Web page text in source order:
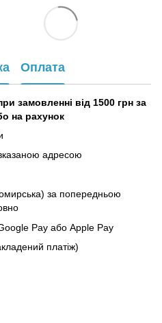
Оплата
замовленні від 1500 грн за
на рахунок
адресою
за попередньою
Pay або Apple Pay
платіж)